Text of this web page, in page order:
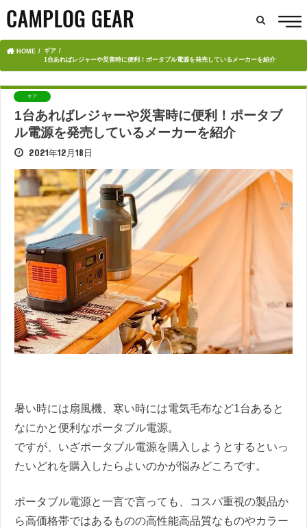
HOME
ギア
1台あればレジャーや災害時に便利！ポータブル電源を発売しているメーカーを紹介
ギア
1台あればレジャーや災害時に便利！ポータブ
ル電源を発売しているメーカーを紹介
2021年12月18日
暑い時には扇風機、寒い時には電気毛布など1台あると
なにかと便利なポータブル電源。
ですが、いざポータブル電源を購入しようとするといっ
たいどれを購入したらよいのかが悩みどころです。
ポータブル電源と一言で言っても、コスパ重視の製品か
ら高価格帯ではあるものの高性能高品質なものやカラー